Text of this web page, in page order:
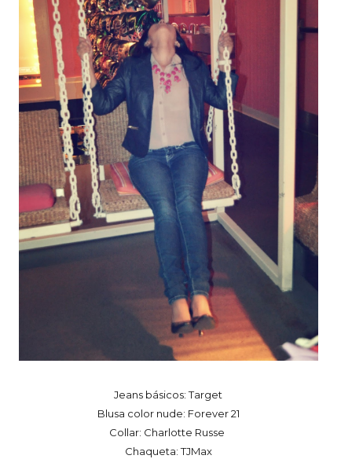
Jeans básicos: Target
Blusa color nude: Forever 21
Collar: Charlotte Russe
Chaqueta: TJMax